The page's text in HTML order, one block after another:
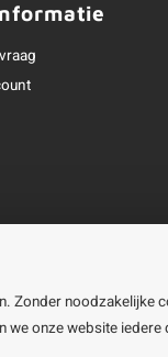
Zonder noodzakelijke
onze website